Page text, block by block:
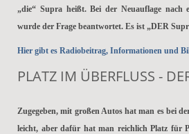
„die“ Supra heißt. Bei der Neuauflage nach
wurde der Frage beantwortet. Es ist „DER
Hier gibt es Radiobeitrag, Informationen und
PLATZ IM ÜBERFLUSS -
Zugegeben, mit großen Autos hat man es bei
leicht, aber dafür hat man reichlich Platz für